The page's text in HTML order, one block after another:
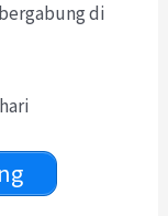
di